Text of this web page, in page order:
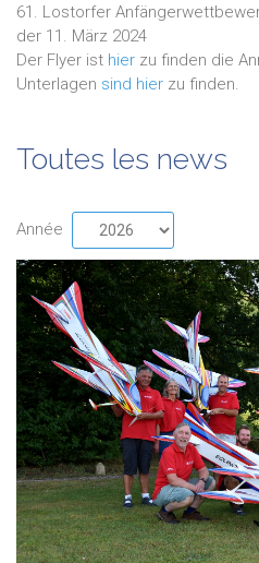
61. Lostorfer
der 11. März 2024
Der Flyer ist hier zu finden die
Unterlagen sind hier zu finden.
Toutes les news
Année